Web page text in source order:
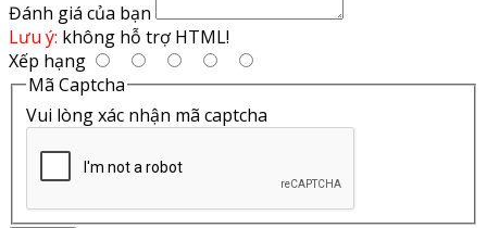
Đánh giá của bạn
Lưu ý: không hỗ trợ HTML!
Xếp hạng
Mã Captcha
Vui lòng xác nhận mã captcha